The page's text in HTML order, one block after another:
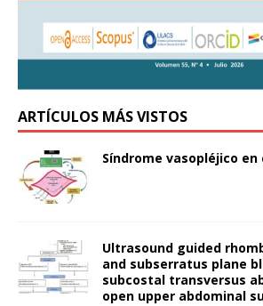
ARTÍCULOS MÁS VISTOS
Síndrome vasopléjico
Ultrasound guided
and subserratus plane
subcostal transversus
open upper abdominal